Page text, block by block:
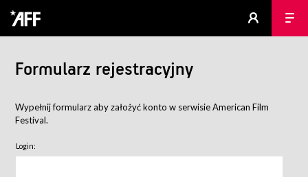
Formularz rejestracyjny
Wypełnij formularz aby założyć konto w serwisie American Film
Festival.
Login: